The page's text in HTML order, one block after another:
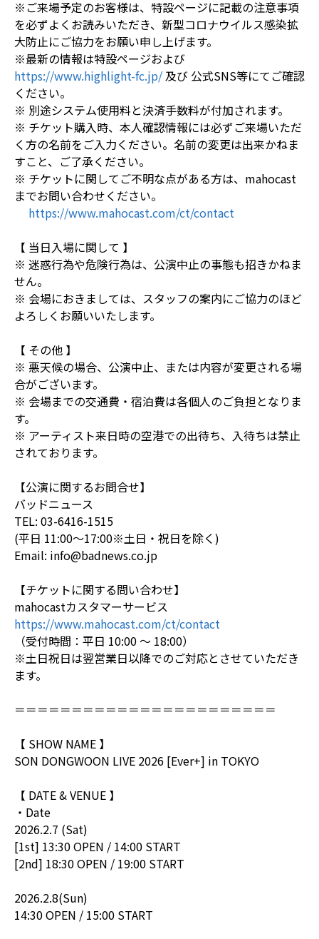
※ご来場予定のお客様は、特設ページに記載の注意事項
を必ずよくお読みいただき、新型コロナウイルス感染拡
大防止にご協力をお願い申し上げます。
※最新の情報は特設ページおよび
https://www.highlight-fc.jp/ 及び 公式SNS等にてご確認
ください。
※ 別途システム使用料と決済手数料が付加されます。
※ チケット購入時、本人確認情報には必ずご来場いただ
く方の名前をご入力ください。名前の変更は出来かねま
すこと、ご了承ください。
※ チケットに関してご不明な点がある方は、mahocast
までお問い合わせください。
https://www.mahocast.com/ct/contact
【 当日入場に関して 】
※ 迷惑行為や危険行為は、公演中止の事態も招きかねま
せん。
※ 会場におきましては、スタッフの案内にご協力のほど
よろしくお願いいたします。
【 その他 】
※ 悪天候の場合、公演中止、または内容が変更される場
合がございます。
※ 会場までの交通費・宿泊費は各個人のご負担となりま
す。
※ アーティスト来日時の空港での出待ち、入待ちは禁止
されております。
【公演に関するお問合せ】
バッドニュース
TEL: 03-6416-1515
(平日 11:00～17:00※土日・祝日を除く)
Email: info@badnews.co.jp
【チケットに関する問い合わせ】
mahocastカスタマーサービス
https://www.mahocast.com/ct/contact
（受付時間：平日 10:00 ～ 18:00）
※土日祝日は翌営業日以降でのご対応とさせていただき
ます。
＝＝＝＝＝＝＝＝＝＝＝＝＝＝＝＝＝＝＝＝＝＝＝
【 SHOW NAME 】
SON DONGWOON LIVE 2026 [Ever+] in TOKYO
【 DATE & VENUE 】
・Date
2026.2.7 (Sat)
[1st] 13:30 OPEN / 14:00 START
[2nd] 18:30 OPEN / 19:00 START
2026.2.8(Sun)
14:30 OPEN / 15:00 START